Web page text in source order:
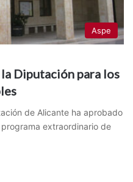
Aspe
Diputación para los
de Alicante ha aprobado
extraordinario de